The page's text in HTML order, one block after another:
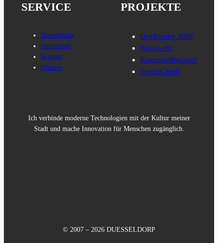
SERVICE
Datenschutz
Impressum
Kontakt
Quizzes
PROJEKTE
DocReader 3000
NuusLetta
RoemischRechner
SoundCloud
Ich verbinde moderne Technologien mit der Kultur meiner
Stadt und mache Innovation für Menschen zugänglich.
© 2007 – 2026 DUESSELDORP